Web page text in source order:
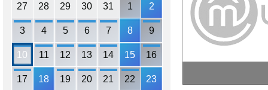
27 28 29 30 31 1 2
3 4 5 6 7 8 9
10 11 12 13 14 15 16
17 18 19 20 21 22 23